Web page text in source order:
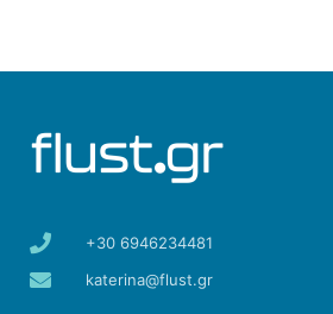
+30 6946234481
katerina@flust.gr